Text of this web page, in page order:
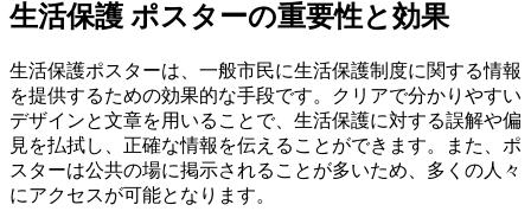
生活保護 ポスターの重要性と効果
生活保護ポスターは、一般市民に生活保護制度に関する情報
を提供するための効果的な手段です。クリアで分かりやすい
デザインと文章を用いることで、生活保護に対する誤解や偏
見を払拭し、正確な情報を伝えることができます。また、ポ
スターは公共の場に掲示されることが多いため、多くの人々
にアクセスが可能となります。